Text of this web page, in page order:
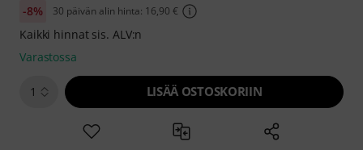
-8% 30 päivän alin hinta: 16,90 €
Kaikki hinnat sis. ALV:n
Varastossa
1 LISÄÄ OSTOSKORIIN